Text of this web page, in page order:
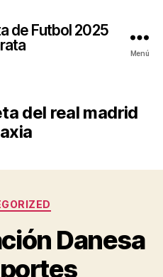
de Futbol 2025
Menú
del real madrid
Categorías
Danesa